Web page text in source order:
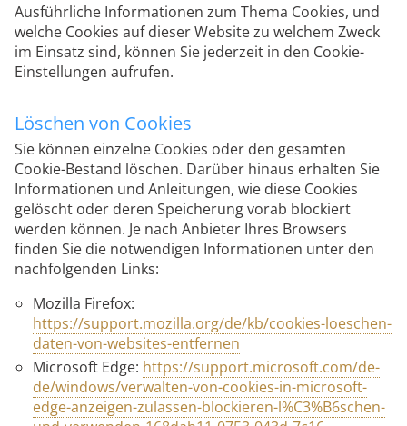
Ausführliche Informationen zum Thema Cookies, und
welche Cookies auf dieser Website zu welchem Zweck
im Einsatz sind, können Sie jederzeit in den Cookie-
Einstellungen aufrufen.
Löschen von Cookies
Sie können einzelne Cookies oder den gesamten
Cookie-Bestand löschen. Darüber hinaus erhalten Sie
Informationen und Anleitungen, wie diese Cookies
gelöscht oder deren Speicherung vorab blockiert
werden können. Je nach Anbieter Ihres Browsers
finden Sie die notwendigen Informationen unter den
nachfolgenden Links:
Mozilla Firefox:
https://support.mozilla.org/de/kb/cookies-loeschen-
daten-von-websites-entfernen
Microsoft Edge: https://support.microsoft.com/de-
de/windows/verwalten-von-cookies-in-microsoft-
edge-anzeigen-zulassen-blockieren-l%C3%B6schen-